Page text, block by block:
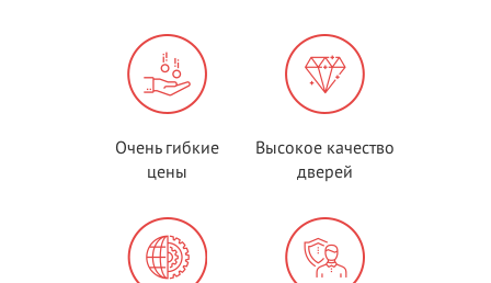
Очень гибкие
цены
Высокое качество
дверей